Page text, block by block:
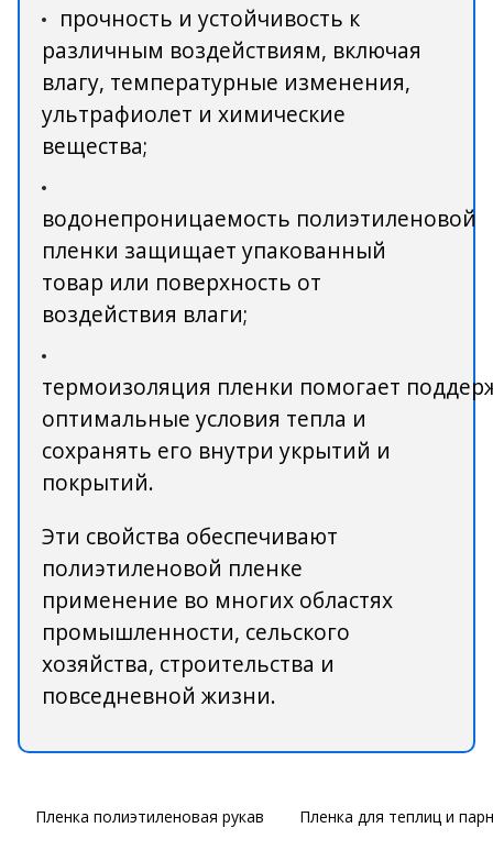
прочность и устойчивость к
различным воздействиям, включая
влагу, температурные изменения,
ультрафиолет и химические
вещества;
водонепроницаемость полиэтиленовой
пленки защищает упакованный
товар или поверхность от
воздействия влаги;
термоизоляция пленки помогает
оптимальные условия тепла и
сохранять его внутри укрытий и
покрытий.
Эти свойства обеспечивают
полиэтиленовой пленке
применение во многих областях
промышленности, сельского
хозяйства, строительства и
повседневной жизни.
Пленка полиэтиленовая рукав Пленка для теплиц и